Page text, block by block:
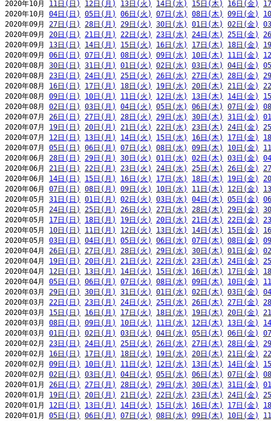
2020年10月 11日(日) 12日(月) 13日(火) 14日(水) 15日(木) 16日(金)
2020年10月 04日(日) 05日(月) 06日(火) 07日(水) 08日(木) 09日(金)
2020年09月 27日(日) 28日(月) 29日(火) 30日(水) 01日(木) 02日(金)
2020年09月 20日(日) 21日(月) 22日(火) 23日(水) 24日(木) 25日(金)
2020年09月 13日(日) 14日(月) 15日(火) 16日(水) 17日(木) 18日(金)
2020年09月 06日(日) 07日(月) 08日(火) 09日(水) 10日(木) 11日(金)
2020年08月 30日(日) 31日(月) 01日(火) 02日(水) 03日(木) 04日(金)
2020年08月 23日(日) 24日(月) 25日(火) 26日(水) 27日(木) 28日(金)
2020年08月 16日(日) 17日(月) 18日(火) 19日(水) 20日(木) 21日(金)
2020年08月 09日(日) 10日(月) 11日(火) 12日(水) 13日(木) 14日(金)
2020年08月 02日(日) 03日(月) 04日(火) 05日(水) 06日(木) 07日(金)
2020年07月 26日(日) 27日(月) 28日(火) 29日(水) 30日(木) 31日(金)
2020年07月 19日(日) 20日(月) 21日(火) 22日(水) 23日(木) 24日(金)
2020年07月 12日(日) 13日(月) 14日(火) 15日(水) 16日(木) 17日(金)
2020年07月 05日(日) 06日(月) 07日(火) 08日(水) 09日(木) 10日(金)
2020年06月 28日(日) 29日(月) 30日(火) 01日(水) 02日(木) 03日(金)
2020年06月 21日(日) 22日(月) 23日(火) 24日(水) 25日(木) 26日(金)
2020年06月 14日(日) 15日(月) 16日(火) 17日(水) 18日(木) 19日(金)
2020年06月 07日(日) 08日(月) 09日(火) 10日(水) 11日(木) 12日(金)
2020年05月 31日(日) 01日(月) 02日(火) 03日(水) 04日(木) 05日(金)
2020年05月 24日(日) 25日(月) 26日(火) 27日(水) 28日(木) 29日(金)
2020年05月 17日(日) 18日(月) 19日(火) 20日(水) 21日(木) 22日(金)
2020年05月 10日(日) 11日(月) 12日(火) 13日(水) 14日(木) 15日(金)
2020年05月 03日(日) 04日(月) 05日(火) 06日(水) 07日(木) 08日(金)
2020年04月 26日(日) 27日(月) 28日(火) 29日(水) 30日(木) 01日(金)
2020年04月 19日(日) 20日(月) 21日(火) 22日(水) 23日(木) 24日(金)
2020年04月 12日(日) 13日(月) 14日(火) 15日(水) 16日(木) 17日(金)
2020年04月 05日(日) 06日(月) 07日(火) 08日(水) 09日(木) 10日(金)
2020年03月 29日(日) 30日(月) 31日(火) 01日(水) 02日(木) 03日(金)
2020年03月 22日(日) 23日(月) 24日(火) 25日(水) 26日(木) 27日(金)
2020年03月 15日(日) 16日(月) 17日(火) 18日(水) 19日(木) 20日(金)
2020年03月 08日(日) 09日(月) 10日(火) 11日(水) 12日(木) 13日(金)
2020年03月 01日(日) 02日(月) 03日(火) 04日(水) 05日(木) 06日(金)
2020年02月 23日(日) 24日(月) 25日(火) 26日(水) 27日(木) 28日(金)
2020年02月 16日(日) 17日(月) 18日(火) 19日(水) 20日(木) 21日(金)
2020年02月 09日(日) 10日(月) 11日(火) 12日(水) 13日(木) 14日(金)
2020年02月 02日(日) 03日(月) 04日(火) 05日(水) 06日(木) 07日(金)
2020年01月 26日(日) 27日(月) 28日(火) 29日(水) 30日(木) 31日(金)
2020年01月 19日(日) 20日(月) 21日(火) 22日(水) 23日(木) 24日(金)
2020年01月 12日(日) 13日(月) 14日(火) 15日(水) 16日(木) 17日(金)
2020年01月 05日(日) 06日(月) 07日(火) 08日(水) 09日(木) 10日(金)